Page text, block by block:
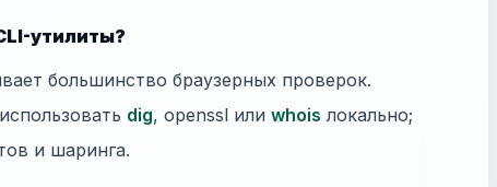
утилиты?
большинство браузерных проверок.
dig, openssl или whois локально;
и шаринга.